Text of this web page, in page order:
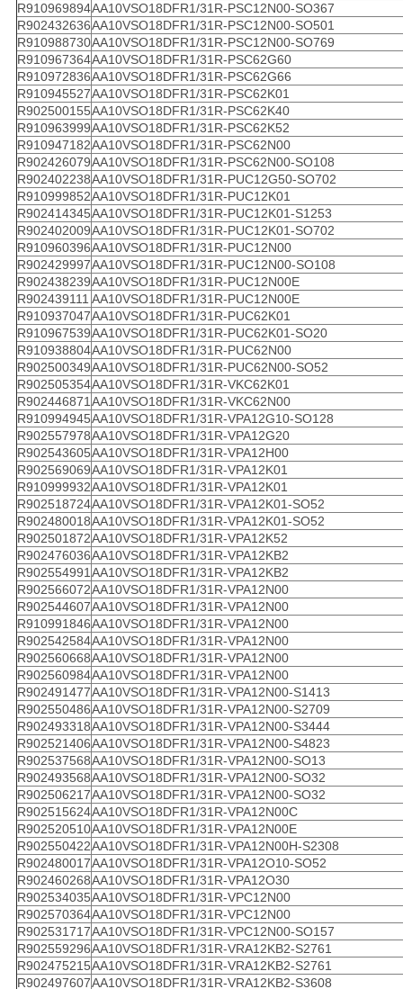
R910969894AA10VSO18DFR1/31R-PSC12N00-SO367
R902432636AA10VSO18DFR1/31R-PSC12N00-SO501
R910988730AA10VSO18DFR1/31R-PSC12N00-SO769
R910967364AA10VSO18DFR1/31R-PSC62G60
R910972836AA10VSO18DFR1/31R-PSC62G66
R910945527AA10VSO18DFR1/31R-PSC62K01
R902500155AA10VSO18DFR1/31R-PSC62K40
R910963999AA10VSO18DFR1/31R-PSC62K52
R910947182AA10VSO18DFR1/31R-PSC62N00
R902426079AA10VSO18DFR1/31R-PSC62N00-SO108
R902402238AA10VSO18DFR1/31R-PUC12G50-SO702
R910999852AA10VSO18DFR1/31R-PUC12K01
R902414345AA10VSO18DFR1/31R-PUC12K01-S1253
R902402009AA10VSO18DFR1/31R-PUC12K01-SO702
R910960396AA10VSO18DFR1/31R-PUC12N00
R902429997AA10VSO18DFR1/31R-PUC12N00-SO108
R902438239AA10VSO18DFR1/31R-PUC12N00E
R902439111 AA10VSO18DFR1/31R-PUC12N00E
R910937047AA10VSO18DFR1/31R-PUC62K01
R910967539AA10VSO18DFR1/31R-PUC62K01-SO20
R910938804AA10VSO18DFR1/31R-PUC62N00
R902500349AA10VSO18DFR1/31R-PUC62N00-SO52
R902505354AA10VSO18DFR1/31R-VKC62K01
R902446871AA10VSO18DFR1/31R-VKC62N00
R910994945AA10VSO18DFR1/31R-VPA12G10-SO128
R902557978AA10VSO18DFR1/31R-VPA12G20
R902543605AA10VSO18DFR1/31R-VPA12H00
R902569069AA10VSO18DFR1/31R-VPA12K01
R910999932AA10VSO18DFR1/31R-VPA12K01
R902518724AA10VSO18DFR1/31R-VPA12K01-SO52
R902480018AA10VSO18DFR1/31R-VPA12K01-SO52
R902501872AA10VSO18DFR1/31R-VPA12K52
R902476036AA10VSO18DFR1/31R-VPA12KB2
R902554991AA10VSO18DFR1/31R-VPA12KB2
R902566072AA10VSO18DFR1/31R-VPA12N00
R902544607AA10VSO18DFR1/31R-VPA12N00
R910991846AA10VSO18DFR1/31R-VPA12N00
R902542584AA10VSO18DFR1/31R-VPA12N00
R902560668AA10VSO18DFR1/31R-VPA12N00
R902560984AA10VSO18DFR1/31R-VPA12N00
R902491477AA10VSO18DFR1/31R-VPA12N00-S1413
R902550486AA10VSO18DFR1/31R-VPA12N00-S2709
R902493318AA10VSO18DFR1/31R-VPA12N00-S3444
R902521406AA10VSO18DFR1/31R-VPA12N00-S4823
R902537568AA10VSO18DFR1/31R-VPA12N00-SO13
R902493568AA10VSO18DFR1/31R-VPA12N00-SO32
R902506217AA10VSO18DFR1/31R-VPA12N00-SO32
R902515624AA10VSO18DFR1/31R-VPA12N00C
R902520510AA10VSO18DFR1/31R-VPA12N00E
R902550422AA10VSO18DFR1/31R-VPA12N00H-S2308
R902480017AA10VSO18DFR1/31R-VPA12O10-SO52
R902460268AA10VSO18DFR1/31R-VPA12O30
R902534035AA10VSO18DFR1/31R-VPC12N00
R902570364AA10VSO18DFR1/31R-VPC12N00
R902531717AA10VSO18DFR1/31R-VPC12N00-SO157
R902559296AA10VSO18DFR1/31R-VRA12KB2-S2761
R902475215AA10VSO18DFR1/31R-VRA12KB2-S2761
R902497607AA10VSO18DFR1/31R-VRA12KB2-S3608